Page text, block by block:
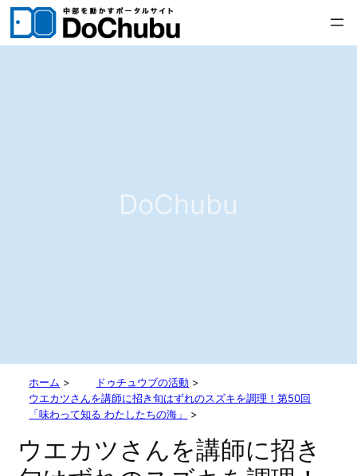
内
DoChubu
ホーム > ドゥチュウブの活動 >
ウエカツさんを講師に招き旬はずれのスズキを調理！第50回
「味わって知る わたしたちの海」
>
ウエカツさんを講師に招き